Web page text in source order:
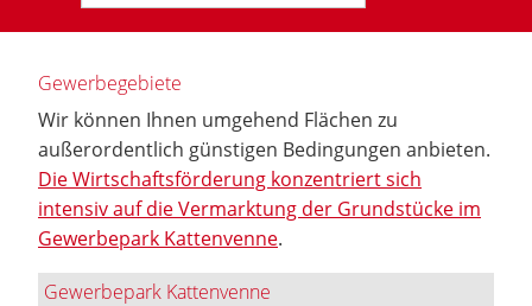
Gewerbegebiete
Wir können Ihnen umgehend Flächen zu
außerordentlich günstigen Bedingungen anbieten.
Die Wirtschaftsförderung konzentriert sich
intensiv auf die Vermarktung der Grundstücke im
Gewerbepark Kattenvenne.
Gewerbepark Kattenvenne